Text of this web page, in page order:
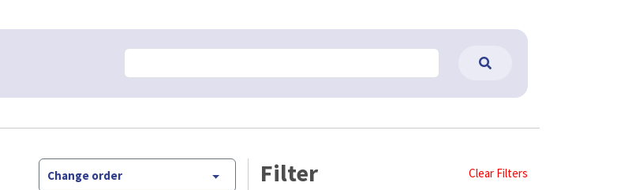
Change order Filter Clear Filters